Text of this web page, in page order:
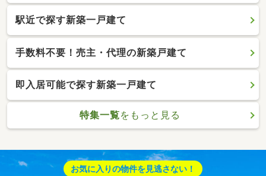
駅近で探す新築一戸建て
手数料不要！売主・代理の新築戸建て
即入居可能で探す新築一戸建て
特集一覧をもっと見る
お気に入りの物件を見逃さない！